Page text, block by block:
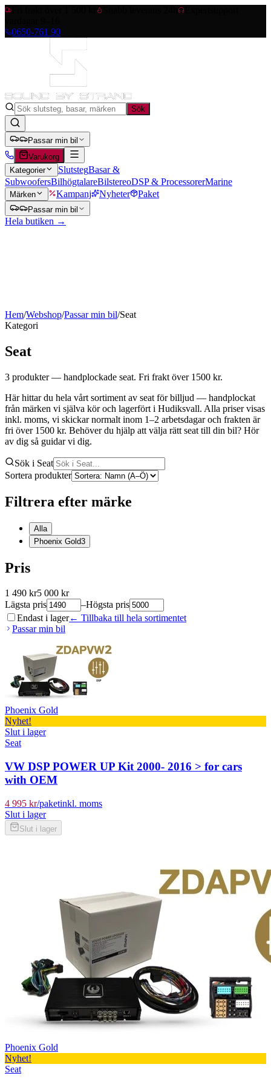
0650-761 90
Sök
Passar min bil
Varukorg
Kategorier
SlutstegBasar &
SubwoofersBilhögtalareBilstereoDSP & ProcessorerMarine
Märken Kampanj Nyheter Paket
Passar min bil
Hela butiken →
Hem/Webshop/Passar min bil/Seat
Kategori
Seat
3 produkter— handplockade seat. Fri frakt över 1500 kr.
Här hittar du hela vårt sortiment av seat för billjud — handplockat
från märken vi själva kör och lagerfört i Hudiksvall. Alla priser visas
inkl. moms, vi skickar normalt inom 1–2 arbetsdagar och frakten är
fri över 1500 kr. Behöver du hjälp att välja rätt seat till din bil? Hör
av dig så guidar vi dig.
Sök i Seat
Sortera produkter
Filtrera efter märke
Alla
Phoenix Gold3
Pris
1 490 kr5 000 kr
Lägsta pris
–Högsta pris
Endast i lager← Tillbaka till hela sortimentet
Passar min bil
Phoenix Gold
Nyhet!
Slut i lager
Seat
VW DSP POWER UP Kit 2000- 2016 > for cars
with OEM
4 995 kr/paketinkl. moms
Slut i lager
Slut i lager
Phoenix Gold
Nyhet!
Seat